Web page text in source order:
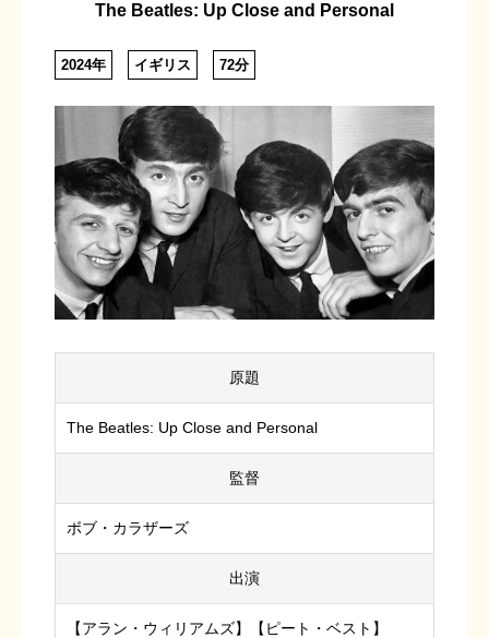
The Beatles: Up Close and Personal
2024年 イギリス 72分
原題
The Beatles: Up Close and Personal
監督
ボブ・カラザーズ
出演
【アラン・ウィリアムズ】【ピート・ベスト】